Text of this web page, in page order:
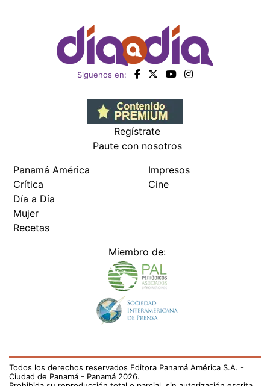
Siguenos en:
Regístrate
Paute con nosotros
Panamá América
Crítica
Día a Día
Mujer
Recetas
Impresos
Cine
Miembro de:
Todos los derechos reservados Editora Panamá América S.A. -
Ciudad de Panamá - Panamá 2026.